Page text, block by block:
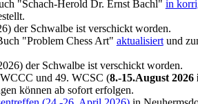
"Schach-Herold Dr. Ernst Bachl" in
der Schwalbe ist verschickt worden.
"Problem Chess Art" aktualisiertund
der Schwalbe ist verschickt worden.
und 49. WCSC (8.-15.August 2026
können ab sofort erfolgen.